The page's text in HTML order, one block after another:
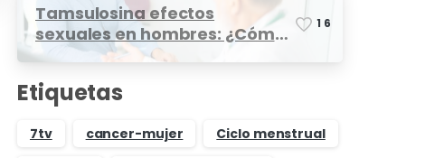
Tamsulosina efectos
sexuales en hombres: ¿Cómo
afecta?
1 6
Etiquetas
7tv cancer-mujer
Ciclo menstrual